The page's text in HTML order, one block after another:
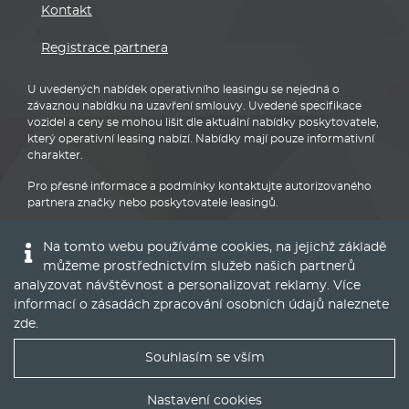
Kontakt
Registrace partnera
U uvedených nabídek operativního leasingu se nejedná o
závaznou nabídku na uzavření smlouvy. Uvedené specifikace
vozidel a ceny se mohou lišit dle aktuální nabídky poskytovatele,
který operativní leasing nabízí. Nabídky mají pouze informativní
charakter.
Pro přesné informace a podmínky kontaktujte autorizovaného
partnera značky nebo poskytovatele leasingů.
Na tomto webu používáme cookies, na jejichž základě
můžeme prostřednictvím služeb našich partnerů
analyzovat návštěvnost a personalizovat reklamy. Více
informací o zásadách zpracování osobních údajů naleznete
zde.
Souhlasím se vším
Nastavení cookies
Nejlepší nabídky operáku do Vašeho emailu